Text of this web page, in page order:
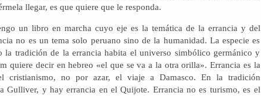
llegar, es que quiere que le responda.
un libro en marcha cuyo eje es la temática de la errancia y del
no es un tema solo peruano sino de la humanidad. La especie es
la tradición de la errancia habita el universo simbólico germánico y
quiere decir en hebreo «el que se va a la otra orilla». Errancia es la
cristianismo, no por azar, el viaje a Damasco. En la tradición
Gulliver, y hay errancia en el Quijote. Errancia no es turismo, es el